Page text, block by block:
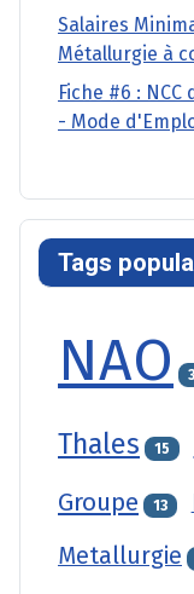
Salaires
Métallurgie à
Fiche #6 :
- Mode
Tags
NAO
Thales 15
Groupe 13
Metallurgie